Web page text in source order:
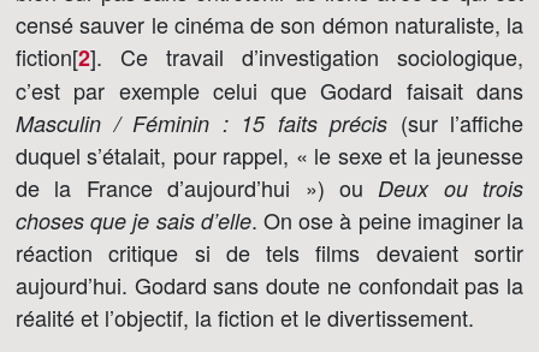
censé sauver le cinéma de son démon naturaliste, la
fiction[2]. Ce travail d’investigation sociologique,
c’est par exemple celui que Godard faisait dans
Masculin / Féminin : 15 faits précis (sur l’affiche
duquel s’étalait, pour rappel, « le sexe et la jeunesse
de la France d’aujourd’hui ») ou Deux ou trois
choses que je sais d’elle. On ose à peine imaginer la
réaction critique si de tels films devaient sortir
aujourd’hui. Godard sans doute ne confondait pas la
réalité et l’objectif, la fiction et le divertissement.